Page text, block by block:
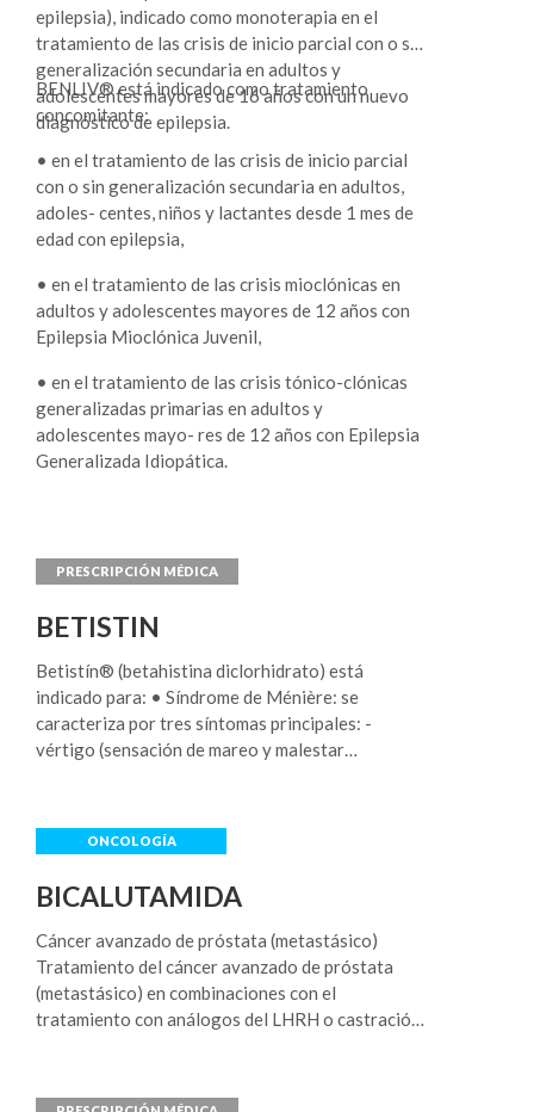
esencial del trigémino. Neuralgia esencial del
glosofaríngeo. •Síndrome de abstinencia al
alcohol.
epilepsia), indicado como monoterapia en el
tratamiento de las crisis de inicio parcial con o sin
generalización secundaria en adultos y
adolescentes mayores de 16 años con un nuevo
diagnóstico de epilepsia.
BENLIV® está indicado como tratamiento
concomitante:
• en el tratamiento de las crisis de inicio parcial
con o sin generalización secundaria en adultos,
adoles- centes, niños y lactantes desde 1 mes de
edad con epilepsia,
• en el tratamiento de las crisis mioclónicas en
adultos y adolescentes mayores de 12 años con
Epilepsia Mioclónica Juvenil,
• en el tratamiento de las crisis tónico-clónicas
generalizadas primarias en adultos y
adolescentes mayo- res de 12 años con Epilepsia
Generalizada Idiopática.
BETISTIN
Betistín® (betahistina diclorhidrato) está
indicado para: • Síndrome de Ménière: se
caracteriza por tres síntomas principales: -
vértigo (sensación de mareo y malestar
Sensación de mareo: causado cuando una parte
del oído interno que controla el equilibrio no
vestibular”).
BICALUTAMIDA
Cáncer avanzado de próstata (metastásico)
Tratamiento del cáncer avanzado de próstata
(metastásico) en combinaciones con el
tratamiento con análogos del LHRH o castración
indicada o no se acepta la castración quirúrgica o